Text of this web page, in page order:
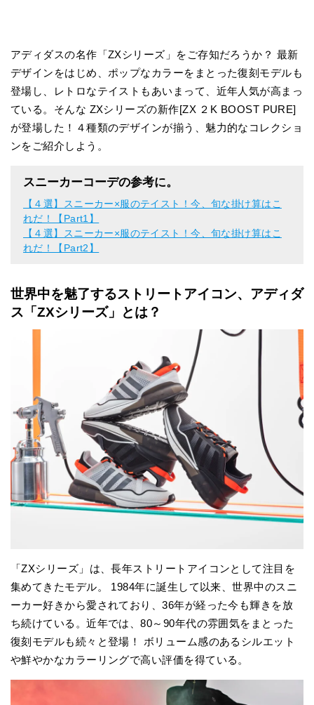
アディダスの名作「ZXシリーズ」をご存知だろうか？ 最新
デザインをはじめ、ポップなカラーをまとった復刻モデルも
登場し、レトロなテイストもあいまって、近年人気が高まっ
ている。そんな ZXシリーズの新作[ZX ２K BOOST PURE]
が登場した！４種類のデザインが揃う、魅力的なコレクショ
ンをご紹介しよう。
スニーカーコーデの参考に。
【４選】スニーカー×服のテイスト！今、旬な掛け算はこ
れだ！【Part1】
【４選】スニーカー×服のテイスト！今、旬な掛け算はこ
れだ！【Part2】
世界中を魅了するストリートアイコン、アディダ
ス「ZXシリーズ」とは？
「ZXシリーズ」は、長年ストリートアイコンとして注目を
集めてきたモデル。 1984年に誕生して以来、世界中のスニ
ーカー好きから愛されており、36年が経った今も輝きを放
ち続けている。近年では、80～90年代の雰囲気をまとった
復刻モデルも続々と登場！ ボリューム感のあるシルエット
や鮮やかなカラーリングで高い評価を得ている。